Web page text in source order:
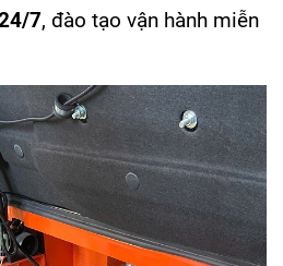
7, đào tạo vận hành miễn